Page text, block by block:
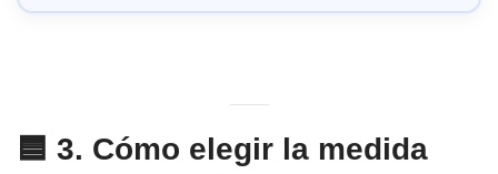
🟦 3. Cómo elegir la medida